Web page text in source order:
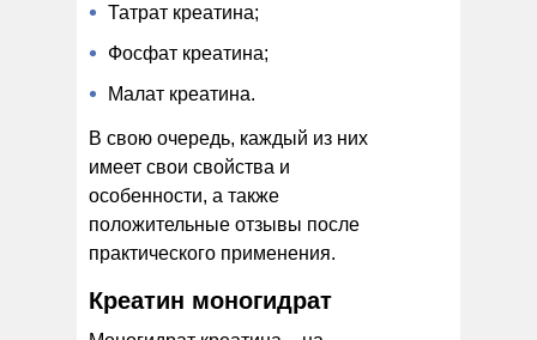
Татрат креатина;
Фосфат креатина;
Малат креатина.
В свою очередь, каждый из них
имеет свои свойства и
особенности, а также
положительные отзывы после
практического применения.
Креатин моногидрат